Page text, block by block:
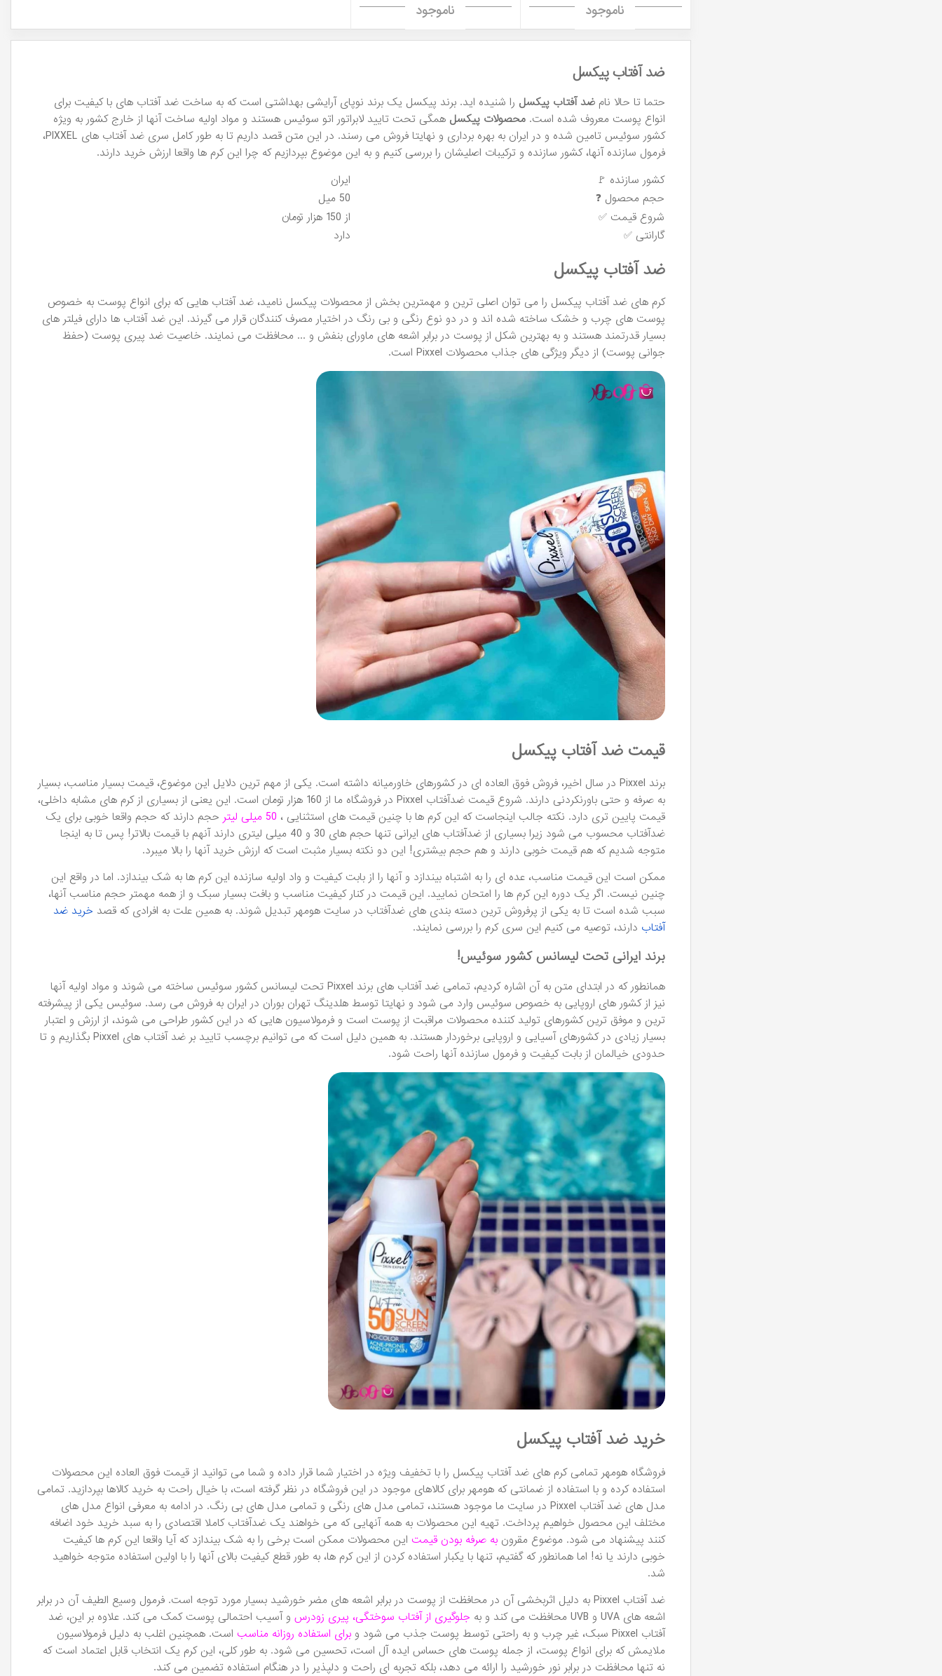
ناموجود ناموجود
ضد آفتاب پیکسل
حتما تا حالا نامضد آفتاب پیکسل را شنیده اید. برند پیکسل یک برند نوپای آرایشی بهداشتی است که به ساخت ضد آفتاب های با کیفیت برای
انواع پوست معروف شده است.محصولات پیکسلهمگی تحت تایید لابراتور اتو سوئیس هستند و مواد اولیه ساخت آنها از خارج کشور به ویژه
کشور سوئیس تامین شده و در ایران به بهره برداری و نهایتا فروش می رسند. در این متن قصد داریم تا به طور کامل سری ضد آفتاب های PIXXEL،
فرمول سازنده آنها، کشور سازنده و ترکیبات اصلیشان را بررسی کنیم و به این موضوع بپردازیم که چرا این کرم ها واقعا ارزش خرید دارند.
کشور سازنده 🚩
ایران
حجم محصول ❓
50 میل
شروع قیمت ✅
از 150 هزار تومان
گارانتی ✅
دارد
ضد آفتاب پیکسل
کرم های ضد آفتاب پیکسل را می توان اصلی ترین و مهمترین بخش از محصولات پیکسل نامید، ضد آفتاب هایی که برای انواع پوست به خصوص
پوست های چرب و خشک ساخته شده اند و در دو نوع رنگی و بی رنگ در اختیار مصرف کنندگان قرار می گیرند. این ضد آفتاب ها دارای فیلتر های
بسیار قدرتمند هستند و به بهترین شکل از پوست در برابر اشعه های ماورای بنفش و ... محافظت می نمایند. خاصیت ضد پیری پوست (حفظ
جوانی پوست) از دیگر ویژگی های جذاب محصولات Pixxel است.
قیمت ضد آفتاب پیکسل
برند Pixxel در سال اخیر، فروش فوق العاده ای در کشورهای خاورمیانه داشته است. یکی از مهم ترین دلایل این موضوع، قیمت بسیار مناسب، بسیار
به صرفه و حتی باورنکردنی دارند. شروع قیمت ضدآفتاب Pixxel در فروشگاه ما از 160 هزار تومان است. این یعنی از بسیاری از کرم های مشابه داخلی،
قیمت پایین تری دارد. نکته جالب اینجاست که این کرم ها با چنین قیمت های استثنایی ،
حجم دارند که حجم واقعا خوبی برای یک
ضدآفتاب محسوب می شود زیرا بسیاری از ضدآفتاب های ایرانی تنها حجم های 30 و 40 میلی لیتری دارند آنهم با قیمت بالاتر! پس تا به اینجا
متوجه شدیم که هم قیمت خوبی دارند و هم حجم بیشتری! این دو نکته بسیار مثبت است که ارزش خرید آنها را بالا میبرد.
ممکن است این قیمت مناسب، عده ای را به اشتباه بیندازد و آنها را از بابت کیفیت و واد اولیه سازنده این کرم ها به شک بیندازد. اما در واقع این
چنین نیست. اگر یک دوره این کرم ها را امتحان نمایید. این قیمت در کنار کیفیت مناسب و بافت بسیار سبک و از همه مهمتر حجم مناسب آنها،
سبب شده است تا به یکی از پرفروش ترین دسته بندی های ضدآفتاب در سایت هومهر تبدیل شوند. به همین علت به افرادی که قصد خرید ضد
آفتاب دارند، توصیه می کنیم این سری کرم را بررسی نمایند.
برند ایرانی تحت لیسانس کشور سوئیس!
همانطور که در ابتدای متن به آن اشاره کردیم، تمامی ضد آفتاب های برند Pixxel تحت لیسانس کشور سوئیس ساخته می شوند و مواد اولیه آنها
نیز از کشور های اروپایی به خصوص سوئیس وارد می شود و نهایتا توسط هلدینگ تهران بوران در ایران به فروش می رسد. سوئیس یکی از پیشرفته
ترین و موفق ترین کشورهای تولید کننده محصولات مراقبت از پوست است و فرمولاسیون هایی که در این کشور طراحی می شوند، از ارزش و اعتبار
بسیار زیادی در کشورهای آسیایی و اروپایی برخوردار هستند. به همین دلیل است که می توانیم برچسب تایید بر ضد آفتاب های Pixxel بگذاریم و تا
حدودی خیالمان از بابت کیفیت و فرمول سازنده آنها راحت شود.
خرید ضد آفتاب پیکسل
فروشگاه هومهر تمامی کرم های ضد آفتاب پیکسل را با تخفیف ویژه در اختیار شما قرار داده و شما می توانید از قیمت فوق العاده این محصولات
استفاده کرده و با استفاده از ضمانتی که هومهر برای کالاهای موجود در این فروشگاه در نظر گرفته است، با خیال راحت به خرید کالاها بپردازید. تمامی
مدل های ضد آفتاب Pixxel در سایت ما موجود هستند، تمامی مدل های رنگی و تمامی مدل های بی رنگ. در ادامه به معرفی انواع مدل های
مختلف این محصول خواهیم پرداخت. تهیه این محصولات به همه آنهایی که می خواهند یک ضدآفتاب کاملا اقتصادی را به سبد خرید خود اضافه
کنند پیشنهاد می شود. موضوع مقرونبه صرفه بودن قیمت این محصولات ممکن است برخی را به شک بیندازد که آیا واقعا این کرم ها کیفیت
خوبی دارند یا نه! اما همانطور که گفتیم، تنها با یکبار استفاده کردن از این کرم ها، به طور قطع کیفیت بالای آنها را با اولین استفاده متوجه خواهید
شد.
ضد آفتاب Pixxel به دلیل اثربخشی آن در محافظت از پوست در برابر اشعه های مضر خورشید بسیار مورد توجه است. فرمول وسیع الطیف آن در برابر
اشعه های UVA و UVB محافظت می کند و به
جلوگیری از آفتاب سوختگی، پیری زودرس و آسیب احتمالی پوست کمک می کند. علاوه بر این، ضد
آفتاب Pixxel سبک، غیر چرب و به راحتی توسط پوست جذب می شود و
برای استفاده روزانه مناسب است. همچنین اغلب به دلیل فرمولاسیون
ملایمش که برای انواع پوست، از جمله پوست های حساس ایده آل است، تحسین می شود. به طور کلی، این کرم یک انتخاب قابل اعتماد است که
نه تنها محافظت در برابر نور خورشید را ارائه می دهد، بلکه تجربه ای راحت و دلپذیر را در هنگام استفاده تضمین می کند.